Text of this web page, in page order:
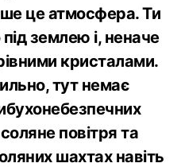
це атмосфера. Ти
землею і, неначе
кристалами.
тут немає
повітря та
шахтах навіть